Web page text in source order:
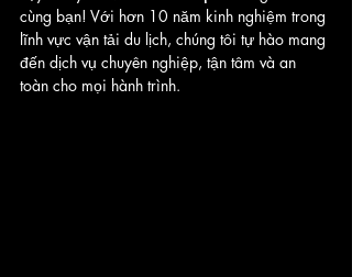
cùng bạn! Với hơn 10 năm kinh nghiệm trong
lĩnh vực vận tải du lịch, chúng tôi tự hào mang
đến dịch vụ chuyên nghiệp, tận tâm và an
toàn cho mọi hành trình.